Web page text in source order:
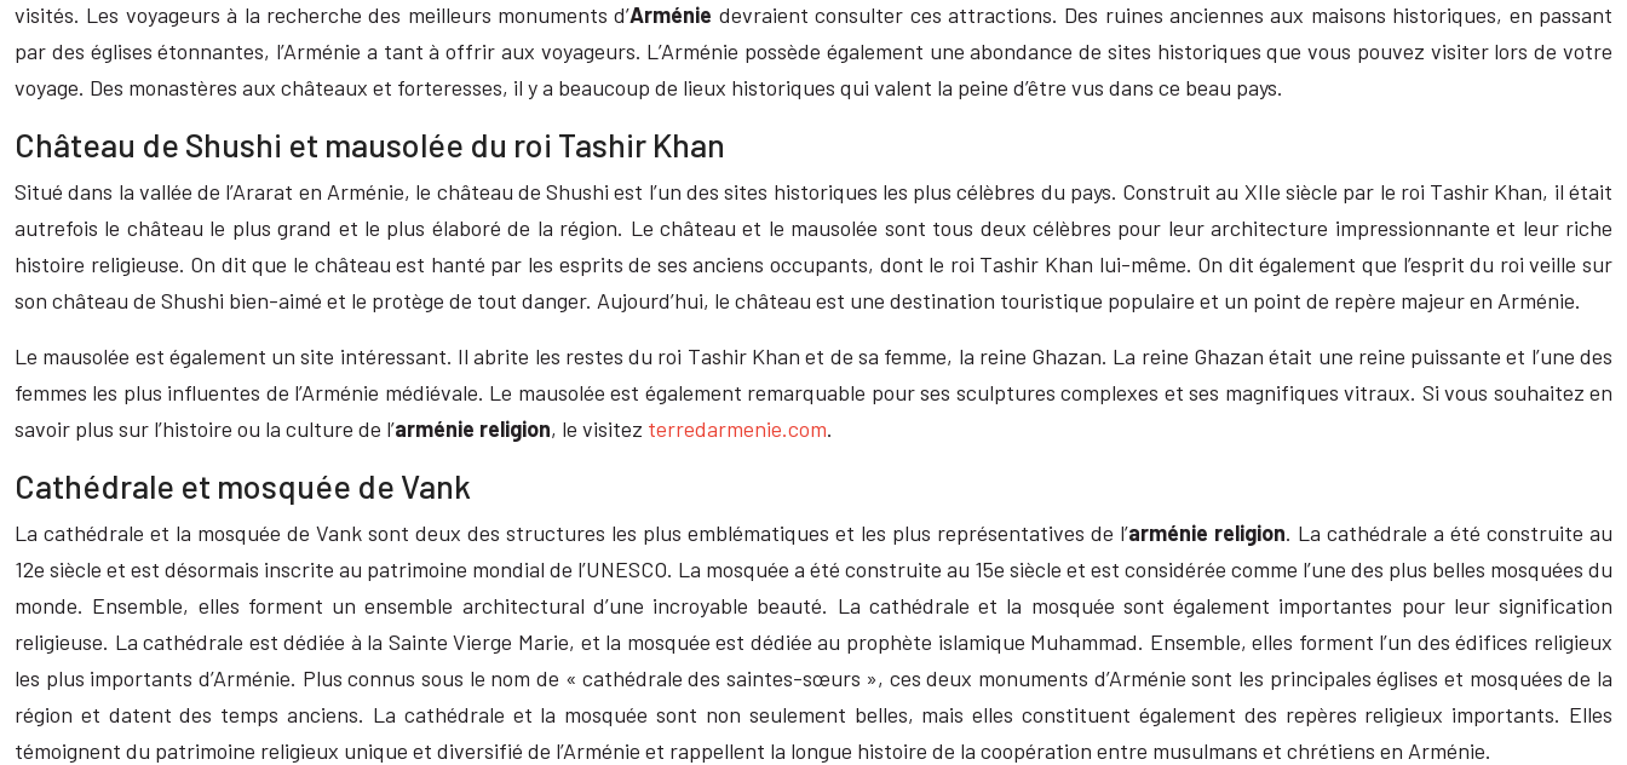
visités. Les voyageurs à la recherche des meilleurs monuments d’Arménie devraient consulter ces attractions. Des ruines anciennes aux maisons historiques, en passant
par des églises étonnantes, l’Arménie a tant à offrir aux voyageurs. L’Arménie possède également une abondance de sites historiques que vous pouvez visiter lors de votre
voyage. Des monastères aux châteaux et forteresses, il y a beaucoup de lieux historiques qui valent la peine d’être vus dans ce beau pays.
Château de Shushi et mausolée du roi Tashir Khan
Situé dans la vallée de l’Ararat en Arménie, le château de Shushi est l’un des sites historiques les plus célèbres du pays. Construit au XIIe siècle par le roi Tashir Khan, il était
autrefois le château le plus grand et le plus élaboré de la région. Le château et le mausolée sont tous deux célèbres pour leur architecture impressionnante et leur riche
histoire religieuse. On dit que le château est hanté par les esprits de ses anciens occupants, dont le roi Tashir Khan lui-même. On dit également que l’esprit du roi veille sur
son château de Shushi bien-aimé et le protège de tout danger. Aujourd’hui, le château est une destination touristique populaire et un point de repère majeur en Arménie.
Le mausolée est également un site intéressant. Il abrite les restes du roi Tashir Khan et de sa femme, la reine Ghazan. La reine Ghazan était une reine puissante et l’une des
femmes les plus influentes de l’Arménie médiévale. Le mausolée est également remarquable pour ses sculptures complexes et ses magnifiques vitraux. Si vous souhaitez en
savoir plus sur l’histoire ou la culture de l’arménie religion, le visitez terredarmenie.com.
Cathédrale et mosquée de Vank
La cathédrale et la mosquée de Vank sont deux des structures les plus emblématiques et les plus représentatives de l’arménie religion. La cathédrale a été construite au
12e siècle et est désormais inscrite au patrimoine mondial de l’UNESCO. La mosquée a été construite au 15e siècle et est considérée comme l’une des plus belles mosquées du
monde. Ensemble, elles forment un ensemble architectural d’une incroyable beauté. La cathédrale et la mosquée sont également importantes pour leur signification
religieuse. La cathédrale est dédiée à la Sainte Vierge Marie, et la mosquée est dédiée au prophète islamique Muhammad. Ensemble, elles forment l’un des édifices religieux
les plus importants d’Arménie. Plus connus sous le nom de « cathédrale des saintes-sœurs », ces deux monuments d’Arménie sont les principales églises et mosquées de la
région et datent des temps anciens. La cathédrale et la mosquée sont non seulement belles, mais elles constituent également des repères religieux importants. Elles
témoignent du patrimoine religieux unique et diversifié de l’Arménie et rappellent la longue histoire de la coopération entre musulmans et chrétiens en Arménie.